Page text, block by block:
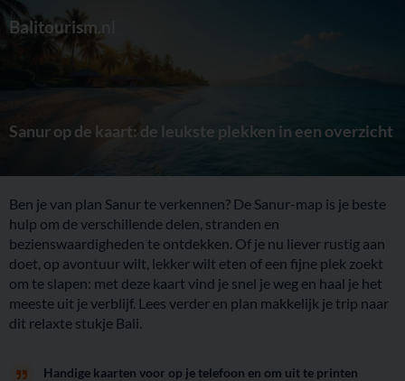
Balitourism
Sanur op de kaart: de leukste plekken in een overzicht
Ben je van plan Sanur te verkennen? De Sanur-map is je beste
hulp om de verschillende delen, stranden en
bezienswaardigheden te ontdekken. Of je nu liever rustig aan
doet, op avontuur wilt, lekker wilt eten of een fijne plek zoekt
om te slapen: met deze kaart vind je snel je weg en haal je het
meeste uit je verblijf. Lees verder en plan makkelijk je trip naar
dit relaxte stukje Bali.
Handige kaarten voor op je telefoon en om uit te printen